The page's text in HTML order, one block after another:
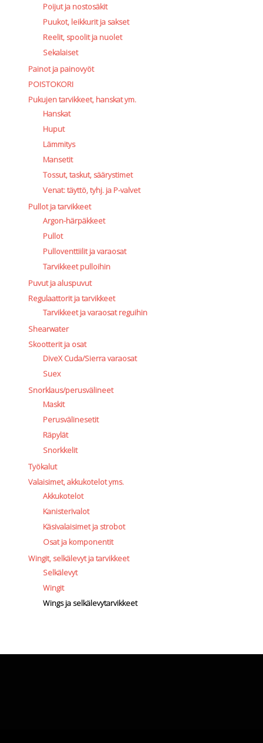
Poijut ja nostosäkit
Puukot, leikkurit ja sakset
Reelit, spoolit ja nuolet
Sekalaiset
Painot ja painovyöt
POISTOKORI
Pukujen tarvikkeet, hanskat ym.
Hanskat
Huput
Lämmitys
Mansetit
Tossut, taskut, säärystimet
Venat: täyttö, tyhj. ja P-valvet
Pullot ja tarvikkeet
Argon-härpäkkeet
Pullot
Pulloventtiilit ja varaosat
Tarvikkeet pulloihin
Puvut ja aluspuvut
Regulaattorit ja tarvikkeet
Tarvikkeet ja varaosat reguihin
Shearwater
Skootterit ja osat
DiveX Cuda/Sierra varaosat
Suex
Snorklaus/perusvälineet
Maskit
Perusvälinesetit
Räpylät
Snorkkelit
Työkalut
Valaisimet, akkukotelot yms.
Akkukotelot
Kanisterivalot
Käsivalaisimet ja strobot
Osat ja komponentit
Wingit, selkälevyt ja tarvikkeet
Selkälevyt
Wingit
Wings ja selkälevytarvikkeet